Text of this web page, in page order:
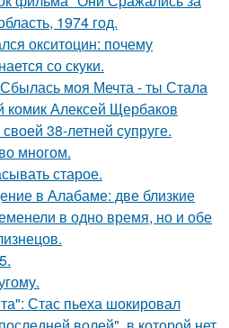
1974 год.
окситоцин: почему
со скуки.
Сбылась моя Мечта - ты Стала
Алексей Щербаков
38-летней супруге.
многом.
старое.
в Алабаме: две близкие
в одно время, но и обе
Стас пьеха шокировал